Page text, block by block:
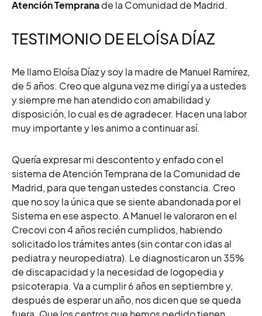
Atención Tempranade la Comunidad de Madrid.
TESTIMONIO DE ELOÍSA DÍAZ
Me llamo Eloísa Díaz y soy la madre de Manuel Ramírez,
de 5 años. Creo que alguna vez me dirigí ya a ustedes
y siempre me han atendido con amabilidad y
disposición, lo cual es de agradecer. Hacen una labor
muy importante y les animo a continuar así.
Quería expresar mi descontento y enfado con el
sistema de Atención Temprana de la Comunidad de
Madrid, para que tengan ustedes constancia. Creo
que no soy la única que se siente abandonada por el
Sistema en ese aspecto. A Manuel le valoraron en el
Crecovi con 4 años recién cumplidos, habiendo
solicitado los trámites antes (sin contar con idas al
pediatra y neuropediatra). Le diagnosticaron un 35%
de discapacidad y la necesidad de logopedia y
psicoterapia. Va a cumplir 6 años en septiembre y,
después de esperar un año, nos dicen que se queda